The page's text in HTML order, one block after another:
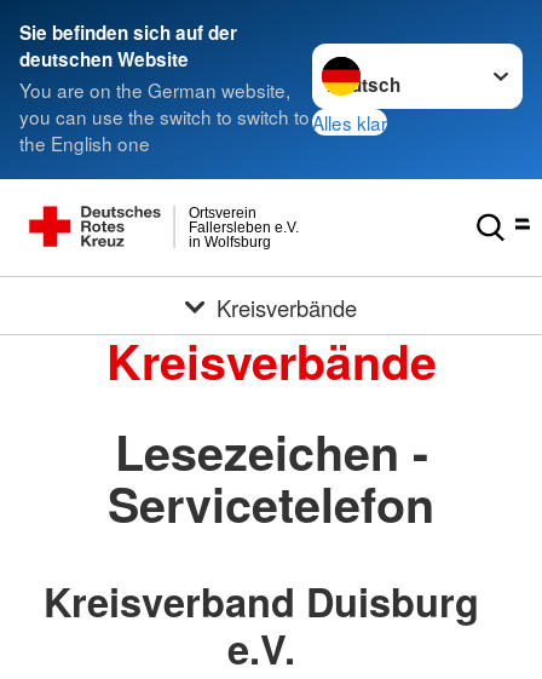
Sie befinden sich auf der
deutschen Website
You are on the German website,
you can use the switch to switch to
the English one
Sprache wechseln zu
Alles klar
in Wolfsburg
Fallersleben e.V.
Ortsverein
Kreisverbände
Kreisverbände
Lesezeichen -
Servicetelefon
Kreisverband Duisburg
e.V.